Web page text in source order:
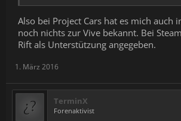
Also bei Project Cars hat es mich auch
noch nichts zur Vive bekannt. Bei
Rift als Unterstützung angegeben.
1. März 2016
TerminX
Forenaktivist